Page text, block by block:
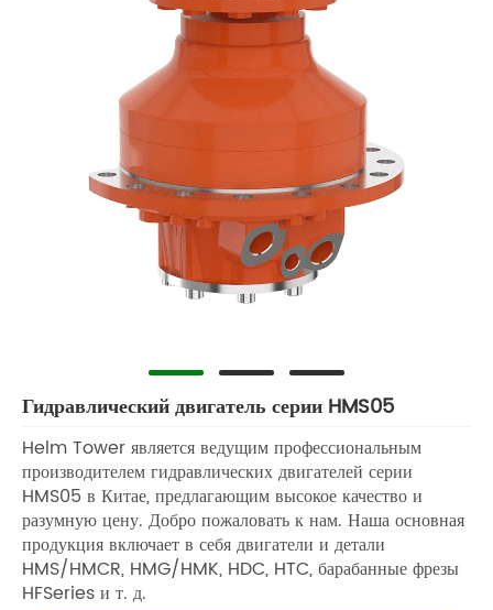
Гидравлический двигатель серии HMS05
Helm Tower является ведущим профессиональным
производителем гидравлических двигателей серии
HMS05 в Китае, предлагающим высокое качество и
разумную цену. Добро пожаловать к нам. Наша основная
продукция включает в себя двигатели и детали
HMS/HMCR, HMG/HMK, HDC, HTC, барабанные фрезы
HFSeries и т. д.